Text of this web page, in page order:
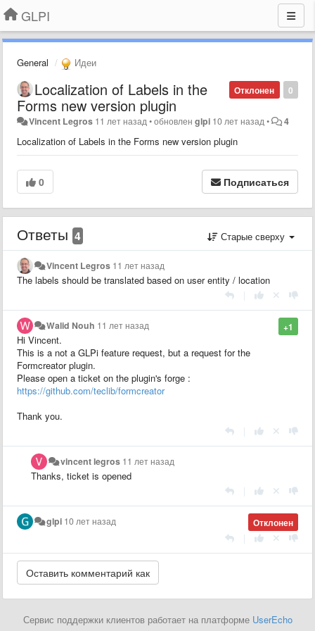
GLPI
General Идеи
0
Отклонен
Localization of Labels in the
Forms new version plugin
Vincent Legros 11 лет назад •обновленglpi 10 лет назад • 4
Localization of Labels in the Forms new version plugin
0 Подписаться
Ответы 4 Старые сверху
Vincent Legros 11 лет назад
The labels should be translated based on user entity / location
+1
Walid Nouh 11 лет назад
Hi Vincent.
This is a not a GLPi feature request, but a request for the
Formcreator plugin.
Please open a ticket on the plugin's forge :
https://github.com/teclib/formcreator
Thank you.
vincent legros 11 лет назад
Thanks, ticket is opened
Отклонен
glpi 10 лет назад
Сервис поддержки клиентов работает на платформе UserEcho